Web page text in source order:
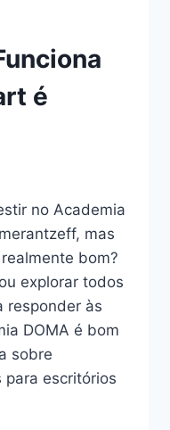
é
no Academia
mas
bom?
explorar todos
responder às
DOMA é bom
sobre
para escritórios